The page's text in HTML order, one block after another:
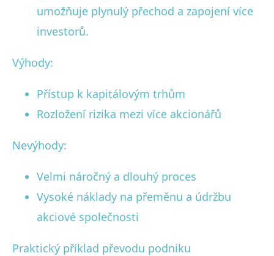
umožňuje plynulý přechod a zapojení více
investorů.
Výhody:
Přístup k kapitálovým trhům
Rozložení rizika mezi více akcionářů
Nevýhody:
Velmi náročný a dlouhý proces
Vysoké náklady na přeměnu a údržbu
akciové společnosti
Praktický příklad převodu podniku